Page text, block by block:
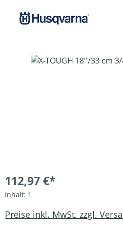
Bildergalerie überspringen
112,97 €*
Inhalt: 1
Preise inkl. MwSt. zzgl.